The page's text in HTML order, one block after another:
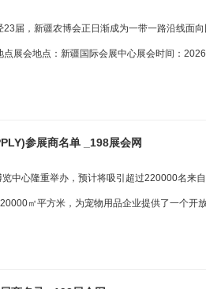
届，新疆农博会正日渐成为一带一路沿线面
展会地点：新疆国际会展中心展会时间：
参展商名单 _198展会网
中心隆重举办，预计将吸引超过220000名来
㎡平方米，为宠物用品企业提供了一个开